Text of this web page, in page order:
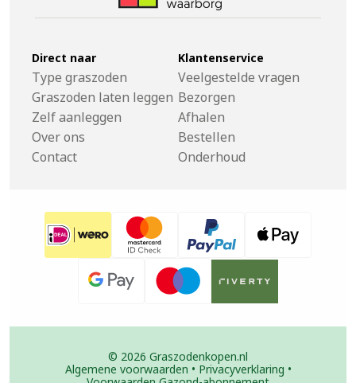
Direct naar
Type graszoden
Graszoden laten leggen
Zelf aanleggen
Over ons
Contact
Klantenservice
Veelgestelde vragen
Bezorgen
Afhalen
Bestellen
Onderhoud
© 2026 Graszodenkopen.nl
Algemene voorwaarden • Privacyverklaring •